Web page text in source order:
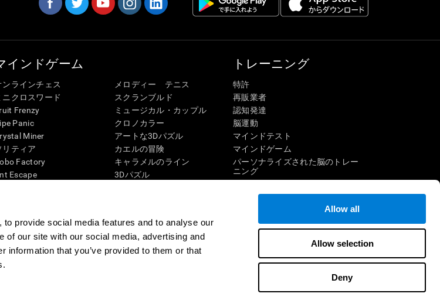
provide social media features and to analyse our
of our site with our social media, advertising and
that you’ve provided to them or that
Allow all
Allow selection
Deny
インドゲーム
ンラインチェス
ニクロスワード
Frenzy
Panic
Miner
リティア
Factory
Escape
ッチイット
学カオス
ーブルラン
メロディー テニス
スクランブルド
ミュージカル・カップル
クロノカラー
アートな3Dパズル
カエルの冒険
キャラメルのライン
3Dパズル
ボードゲーム
記憶力用オンラインゲーム
マインドゲーム
トレーニング
特許
再販業者
認知発達
脳運動
マインドテスト
マインドゲーム
パーソナライズされた脳のトレー
ニング
楽しい数学ゲーム
才能ある子供たち
アクセシビリティに関する声明